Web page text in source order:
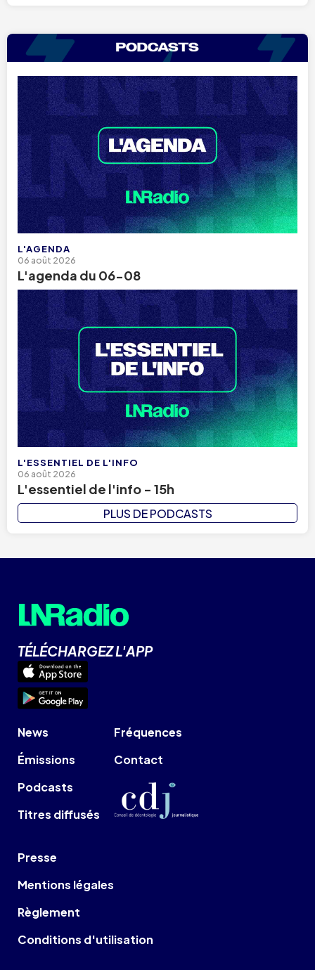
L'AGENDA
06 août 2026
L'agenda du 06-08
L'ESSENTIEL DE L'INFO
06 août 2026
L'essentiel de l'info - 15h
PLUS DE PODCASTS
TÉLÉCHARGEZ L'APP
News
Émissions
Podcasts
Titres diffusés
Fréquences
Contact
Presse
Mentions légales
Règlement
Conditions d'utilisation